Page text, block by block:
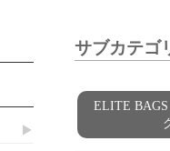
サブカテゴ
ELITE